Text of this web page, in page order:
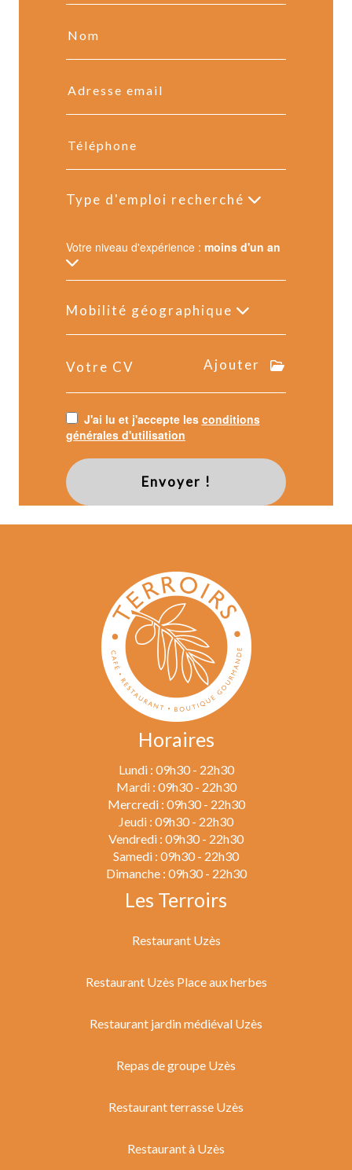
Type d'emploi recherché
Votre niveau d'expérience : moins d'un an
Mobilité géographique
Votre CV Ajouter
J'ai lu et j'accepte les conditions
générales d'utilisation
Envoyer !
Horaires
Lundi : 09h30 - 22h30
Mardi : 09h30 - 22h30
Mercredi : 09h30 - 22h30
Jeudi : 09h30 - 22h30
Vendredi : 09h30 - 22h30
Samedi : 09h30 - 22h30
Dimanche : 09h30 - 22h30
Les Terroirs
Restaurant Uzès
Restaurant Uzès Place aux herbes
Restaurant jardin médiéval Uzès
Repas de groupe Uzès
Restaurant terrasse Uzès
Restaurant à Uzès